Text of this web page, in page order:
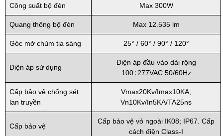
Công suất bộ đèn Max 300W
Quang thông bộ đèn Max 12.535 lm
Góc mở chùm tia sáng 25° / 60° / 90° / 120°
Điện áp sử dụng
Điện áp đầu vào dải rộng
100÷277VAC 50/60Hz
Cấp bảo vệ chống sét
lan truyền
Vmax20Kv/Imax10KA;
Vn10Kv/In5KA/TA25ns
Cấp bảo vệ
Cấp bảo vệ vỏ ngoài IK08; IP67. Cấp
cách điện Class-I